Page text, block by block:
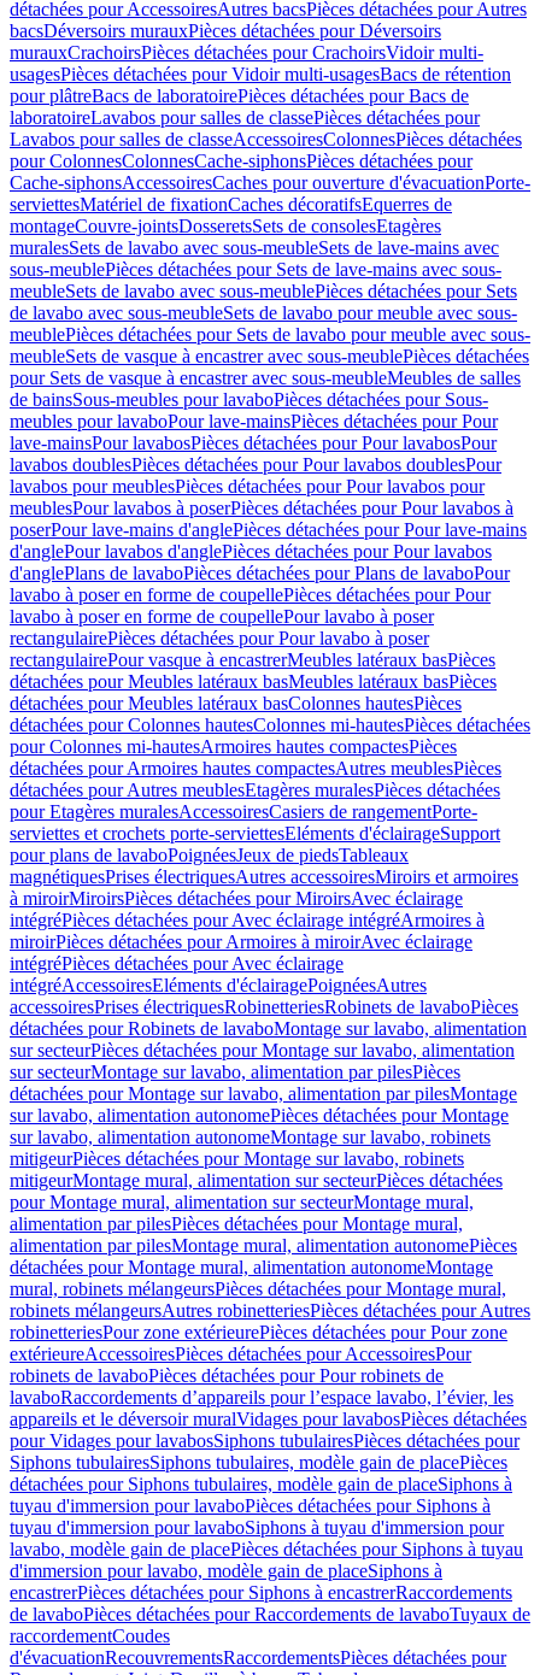
détachées pour AccessoiresAutres bacsPièces détachées pour Autres
bacsDéversoirs murauxPièces détachées pour Déversoirs
murauxCrachoirsPièces détachées pour CrachoirsVidoir multi-
usagesPièces détachées pour Vidoir multi-usagesBacs de rétention
pour plâtreBacs de laboratoirePièces détachées pour Bacs de
laboratoireLavabos pour salles de classePièces détachées pour
Lavabos pour salles de classeAccessoiresColonnesPièces détachées
pour ColonnesColonnesCache-siphonsPièces détachées pour
Cache-siphonsAccessoiresCaches pour ouverture d'évacuationPorte-
serviettesMatériel de fixationCaches décoratifsEquerres de
montageCouvre-jointsDosseretsSets de consolesEtagères
muralesSets de lavabo avec sous-meubleSets de lave-mains avec
sous-meublePièces détachées pour Sets de lave-mains avec sous-
meubleSets de lavabo avec sous-meublePièces détachées pour Sets
de lavabo avec sous-meubleSets de lavabo pour meuble avec sous-
meublePièces détachées pour Sets de lavabo pour meuble avec sous-
meubleSets de vasque à encastrer avec sous-meublePièces détachées
pour Sets de vasque à encastrer avec sous-meubleMeubles de salles
de bainsSous-meubles pour lavaboPièces détachées pour Sous-
meubles pour lavaboPour lave-mainsPièces détachées pour Pour
lave-mainsPour lavabosPièces détachées pour Pour lavabosPour
lavabos doublesPièces détachées pour Pour lavabos doublesPour
lavabos pour meublesPièces détachées pour Pour lavabos pour
meublesPour lavabos à poserPièces détachées pour Pour lavabos à
poserPour lave-mains d'anglePièces détachées pour Pour lave-mains
d'anglePour lavabos d'anglePièces détachées pour Pour lavabos
d'anglePlans de lavaboPièces détachées pour Plans de lavaboPour
lavabo à poser en forme de coupellePièces détachées pour Pour
lavabo à poser en forme de coupellePour lavabo à poser
rectangulairePièces détachées pour Pour lavabo à poser
rectangulairePour vasque à encastrerMeubles latéraux basPièces
détachées pour Meubles latéraux basMeubles latéraux basPièces
détachées pour Meubles latéraux basColonnes hautesPièces
détachées pour Colonnes hautesColonnes mi-hautesPièces détachées
pour Colonnes mi-hautesArmoires hautes compactesPièces
détachées pour Armoires hautes compactesAutres meublesPièces
détachées pour Autres meublesEtagères muralesPièces détachées
pour Etagères muralesAccessoiresCasiers de rangementPorte-
serviettes et crochets porte-serviettesEléments d'éclairageSupport
pour plans de lavaboPoignéesJeux de piedsTableaux
magnétiquesPrises électriquesAutres accessoiresMiroirs et armoires
à miroirMiroirsPièces détachées pour MiroirsAvec éclairage
intégréPièces détachées pour Avec éclairage intégréArmoires à
miroirPièces détachées pour Armoires à miroirAvec éclairage
intégréPièces détachées pour Avec éclairage
intégréAccessoiresEléments d'éclairagePoignéesAutres
accessoiresPrises électriquesRobinetteriesRobinets de lavaboPièces
détachées pour Robinets de lavaboMontage sur lavabo, alimentation
sur secteurPièces détachées pour Montage sur lavabo, alimentation
sur secteurMontage sur lavabo, alimentation par pilesPièces
détachées pour Montage sur lavabo, alimentation par pilesMontage
sur lavabo, alimentation autonomePièces détachées pour Montage
sur lavabo, alimentation autonomeMontage sur lavabo, robinets
mitigeurPièces détachées pour Montage sur lavabo, robinets
mitigeurMontage mural, alimentation sur secteurPièces détachées
pour Montage mural, alimentation sur secteurMontage mural,
alimentation par pilesPièces détachées pour Montage mural,
alimentation par pilesMontage mural, alimentation autonomePièces
détachées pour Montage mural, alimentation autonomeMontage
mural, robinets mélangeursPièces détachées pour Montage mural,
robinets mélangeursAutres robinetteriesPièces détachées pour Autres
robinetteriesPour zone extérieurePièces détachées pour Pour zone
extérieureAccessoiresPièces détachées pour AccessoiresPour
robinets de lavaboPièces détachées pour Pour robinets de
lavaboRaccordements d’appareils pour l’espace lavabo, l’évier, les
appareils et le déversoir muralVidages pour lavabosPièces détachées
pour Vidages pour lavabosSiphons tubulairesPièces détachées pour
Siphons tubulairesSiphons tubulaires, modèle gain de placePièces
détachées pour Siphons tubulaires, modèle gain de placeSiphons à
tuyau d'immersion pour lavaboPièces détachées pour Siphons à
tuyau d'immersion pour lavaboSiphons à tuyau d'immersion pour
lavabo, modèle gain de placePièces détachées pour Siphons à tuyau
d'immersion pour lavabo, modèle gain de placeSiphons à
encastrerPièces détachées pour Siphons à encastrerRaccordements
de lavaboPièces détachées pour Raccordements de lavaboTuyaux de
raccordementCoudes
d'évacuationRecouvrementsRaccordementsPièces détachées pour